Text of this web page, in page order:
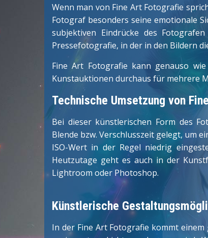
Wenn man von Fine Art Fotografie
Fotograf besonders seine emotionale
subjektiven Eindrücke des
Pressefotografie, in der in den Bildern
Fine Art Fotografie kann genauso
Kunstauktionen durchaus für mehrere
Technische Umsetzung von
Bei dieser künstlerischen Form des
Blende bzw. Verschlusszeit gelegt, um
ISO-Wert in der Regel niedrig
Heutzutage geht es auch in der
Lightroom oder Photoshop.
Künstlerische
In der Fine Art Fotografie kommt